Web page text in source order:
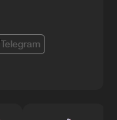
Telegram